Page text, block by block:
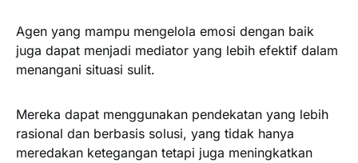
Agen yang mampu mengelola emosi dengan baik
juga dapat menjadi mediator yang lebih efektif dalam
menangani situasi sulit.
Mereka dapat menggunakan pendekatan yang lebih
rasional dan berbasis solusi, yang tidak hanya
meredakan ketegangan tetapi juga meningkatkan